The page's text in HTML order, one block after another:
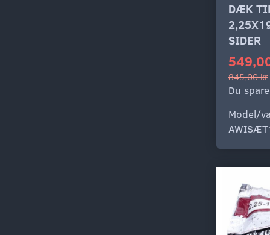
DÆK
SIDER
845,00 kr
Du
Model/